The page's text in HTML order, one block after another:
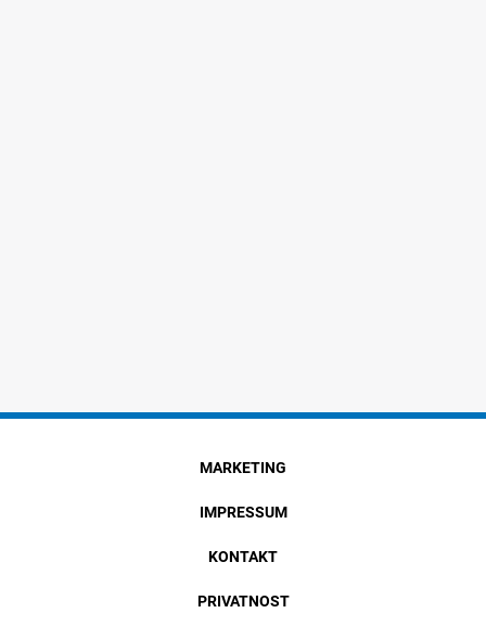
MARKETING
IMPRESSUM
KONTAKT
PRIVATNOST